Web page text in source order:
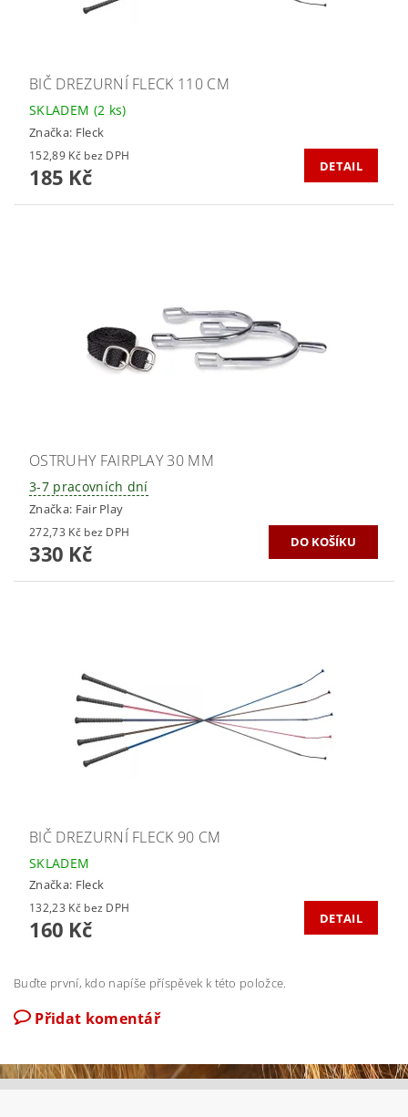
BIČ DREZURNÍ FLECK 110 CM
SKLADEM (2 ks)
Značka: Fleck
152,89 Kč bez DPH
185 Kč DETAIL
OSTRUHY FAIRPLAY 30 MM
3-7 pracovních dní
Značka: Fair Play
272,73 Kč bez DPH
330 Kč
BIČ DREZURNÍ FLECK 90 CM
SKLADEM
Značka: Fleck
132,23 Kč bez DPH
160 Kč DETAIL
Buďte první, kdo napíše příspěvek k této položce.
Přidat komentář